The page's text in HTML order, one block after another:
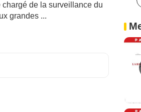
de la surveillance du
grandes ...